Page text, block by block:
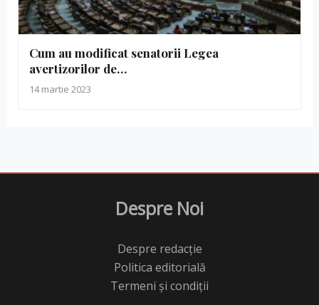
Cum au modificat senatorii Legea
avertizorilor de…
14 martie 2023
Despre Noi
Despre redacție
Politica editorială
Termeni și condiții